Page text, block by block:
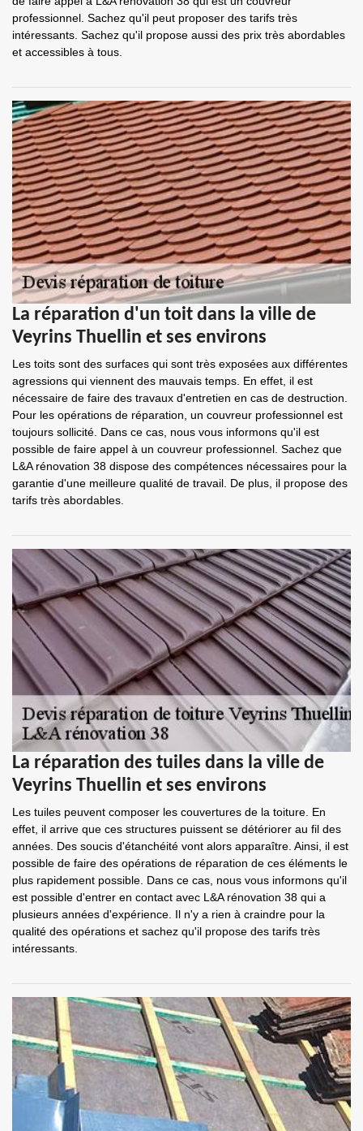
professionnel. Sachez qu'il peut proposer des tarifs très
intéressants. Sachez qu'il propose aussi des prix très abordables
et accessibles à tous.
La réparation d'un toit dans la ville de
Veyrins Thuellin et ses environs
Les toits sont des surfaces qui sont très exposées aux différentes
agressions qui viennent des mauvais temps. En effet, il est
nécessaire de faire des travaux d'entretien en cas de destruction.
Pour les opérations de réparation, un couvreur professionnel est
toujours sollicité. Dans ce cas, nous vous informons qu'il est
possible de faire appel à un couvreur professionnel. Sachez que
L&A rénovation 38 dispose des compétences nécessaires pour la
garantie d'une meilleure qualité de travail. De plus, il propose des
tarifs très abordables.
La réparation des tuiles dans la ville de
Veyrins Thuellin et ses environs
Les tuiles peuvent composer les couvertures de la toiture. En
effet, il arrive que ces structures puissent se détériorer au fil des
années. Des soucis d'étanchéité vont alors apparaître. Ainsi, il est
possible de faire des opérations de réparation de ces éléments le
plus rapidement possible. Dans ce cas, nous vous informons qu'il
est possible d'entrer en contact avec L&A rénovation 38 qui a
plusieurs années d'expérience. Il n'y a rien à craindre pour la
qualité des opérations et sachez qu'il propose des tarifs très
intéressants.